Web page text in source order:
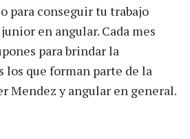
para conseguir tu trabajo
en angular. Cada mes
para brindar la
los que forman parte de la
Mendez y angular en general.